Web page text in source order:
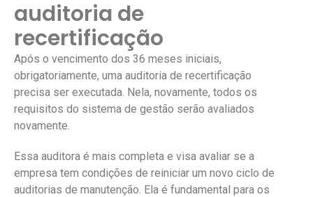
auditoria de
recertificação
Após o vencimento dos 36 meses iniciais,
obrigatoriamente, uma auditoria de recertificação
precisa ser executada. Nela, novamente, todos os
requisitos do sistema de gestão serão avaliados
novamente.
Essa auditora é mais completa e visa avaliar se a
empresa tem condições de reiniciar um novo ciclo de
auditorias de manutenção. Ela é fundamental para os